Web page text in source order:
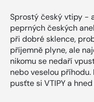
Sprostý český vtipy -
peprných českých
při dobré sklence,
příjemně plyne, ale
nikomu se nedaří
nebo veselou
pusťte si VTIPY a